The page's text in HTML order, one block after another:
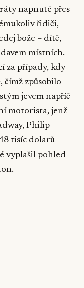
napnuté přes
řidiči,
bože – dítě,
místních.
za případy, kdy
čímž způsobilo
jevem napříč
motorista, jenž
Philip
tisíc dolarů
vyplašil pohled